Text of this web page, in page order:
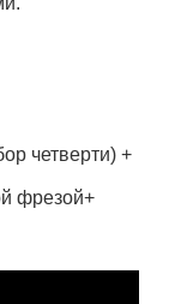
четверти) +
фрезой+